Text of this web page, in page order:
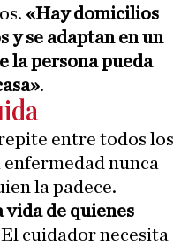
«Hay domicilios
y se adaptan en un
la persona pueda
.
entre todos los
nunca
la padece.
de quienes
cuidador necesita